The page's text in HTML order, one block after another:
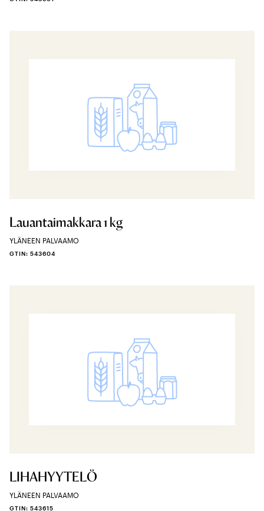
Lauantaimakkara 1 kg
YLÄNEEN PALVAAMO
GTIN: 543604
LIHAHYYTELÖ
YLÄNEEN PALVAAMO
GTIN: 543615